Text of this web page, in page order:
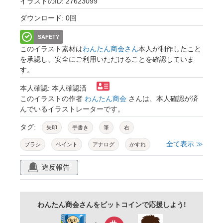
ダウンロード: 0回
SAFETY
このイラスト素材はわんたん商会さん本人が制作したこと
を承認し、安全にご利用いただけることを確認していま
す。
本人確認: 本人確認済
このイラストの作者 わんたん商会 さんは、本人確認が済
んでいるイラストレーターです。
タグ: 矢印 手書き 筆 右
ブラシ ペイント アナログ かすれ
ラフ ニュアンス
ネイビー シンプル アイコン マーク
全て表示 ≫
違反報告
わんたん商会さんをビットコインで応援しよう!